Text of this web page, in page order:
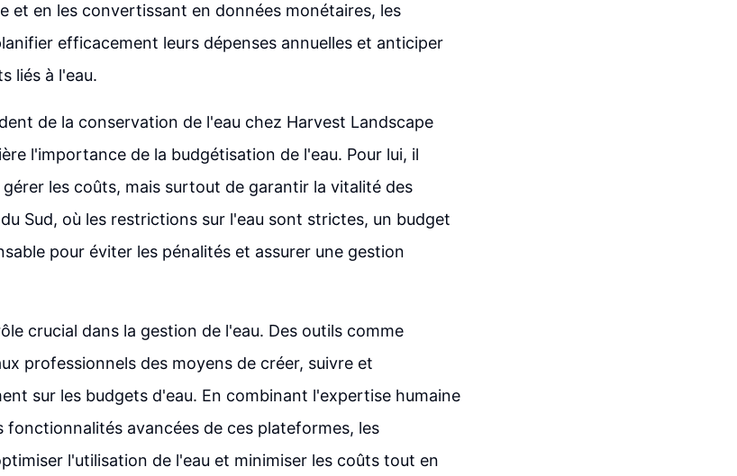
et en les convertissant en données monétaires, les
efficacement leurs dépenses annuelles et anticiper
liés à l'eau.
de la conservation de l'eau chez Harvest Landscape
l'importance de la budgétisation de l'eau. Pour lui, il
les coûts, mais surtout de garantir la vitalité des
Sud, où les restrictions sur l'eau sont strictes, un budget
pour éviter les pénalités et assurer une gestion
crucial dans la gestion de l'eau. Des outils comme
professionnels des moyens de créer, suivre et
sur les budgets d'eau. En combinant l'expertise humaine
fonctionnalités avancées de ces plateformes, les
l'utilisation de l'eau et minimiser les coûts tout en